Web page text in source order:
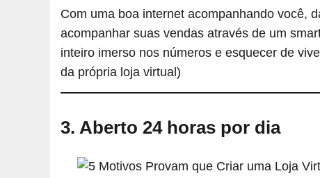
Com uma boa internet acompanhando você,
acompanhar suas vendas através de um
inteiro imerso nos números e esquecer de
da própria loja virtual)
3. Aberto 24 horas por dia